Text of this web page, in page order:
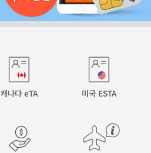
캐나다 eTA 미국 ESTA